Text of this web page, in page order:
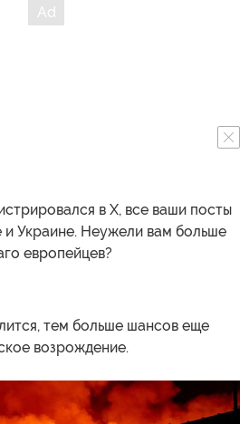
в X, все ваши посты
и Украине. Неужели вам больше
европейцев?
тем больше шансов еще
возрождение.